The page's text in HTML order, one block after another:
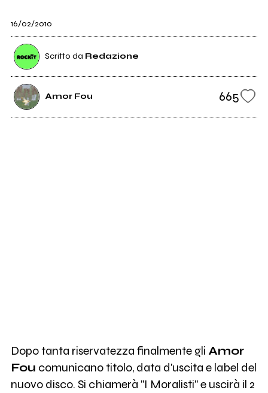
16/02/2010
Scritto da Redazione
Amor Fou 665
Dopo tanta riservatezza finalmente gli Amor
Fou comunicano titolo, data d'uscita e label del
nuovo disco. Si chiamerà "I Moralisti" e uscirà il 2